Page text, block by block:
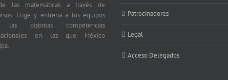
las matemáticas a través de
Elige y entrena a los equipos
las distintas competencias
en las que México
Patrocinadores
Legal
Acceso Delegados